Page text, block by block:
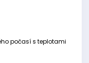
počasí s teplotami